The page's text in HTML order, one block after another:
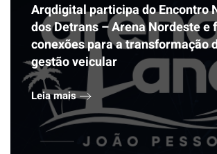
Arqdigital participa do Encontro
dos Detrans – Arena Nordeste e
conexões para a transformação
gestão veicular
Leia mais